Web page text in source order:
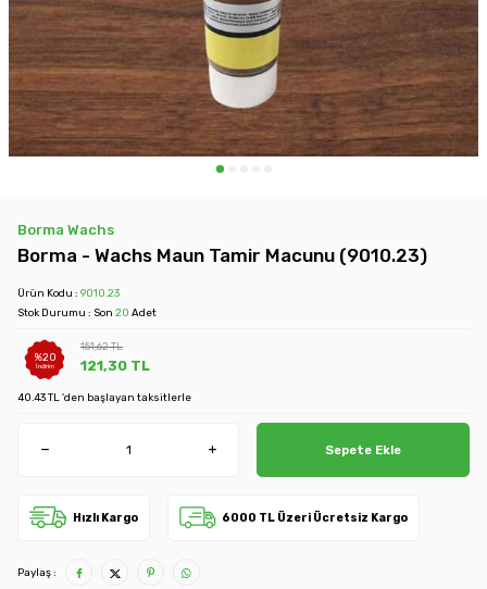
Borma Wachs
Borma - Wachs Maun Tamir Macunu (9010.23)
Ürün Kodu : 9010.23
Stok Durumu : Son 20 Adet
%20
İndirim
151,62TL
121,30 TL
40.43 TL 'den başlayan taksitlerle
Sepete Ekle
Hızlı Kargo 6000 TL Üzeri Ücretsiz Kargo
Paylaş :